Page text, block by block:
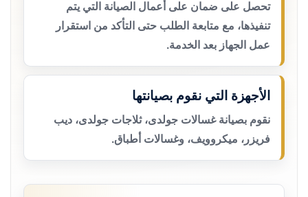
تحصل على ضمان على أعمال الصيانة التي يتم
تنفيذها، مع متابعة الطلب حتى التأكد من استقرار
عمل الجهاز بعد الخدمة.
الأجهزة التي نقوم بصيانتها
نقوم بصيانة غسالات جولدى، ثلاجات جولدى، ديب
فريزر، ميكروويف، وغسالات أطباق.